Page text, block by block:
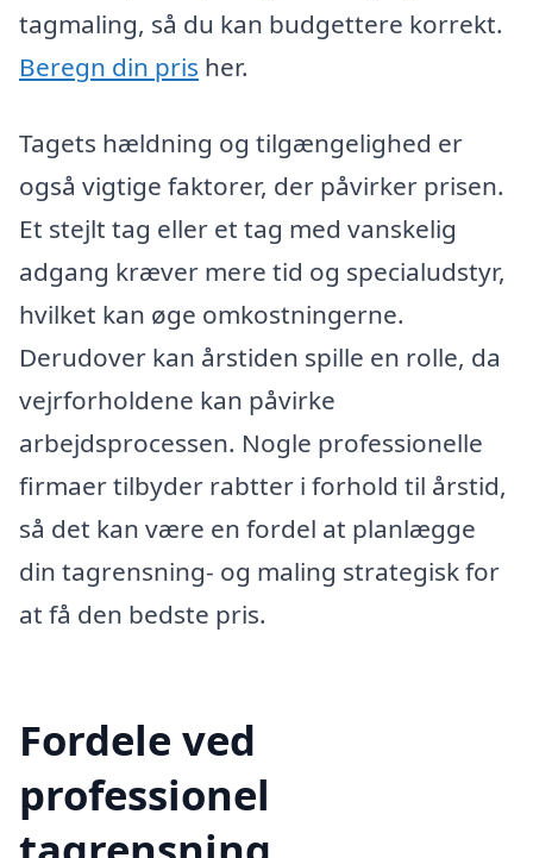
tagmaling, så du kan budgettere korrekt.
Beregn din pris her.
Tagets hældning og tilgængelighed er
også vigtige faktorer, der påvirker prisen.
Et stejlt tag eller et tag med vanskelig
adgang kræver mere tid og specialudstyr,
hvilket kan øge omkostningerne.
Derudover kan årstiden spille en rolle, da
vejrforholdene kan påvirke
arbejdsprocessen. Nogle professionelle
firmaer tilbyder rabtter i forhold til årstid,
så det kan være en fordel at planlægge
din tagrensning- og maling strategisk for
at få den bedste pris.
Fordele ved
professionel